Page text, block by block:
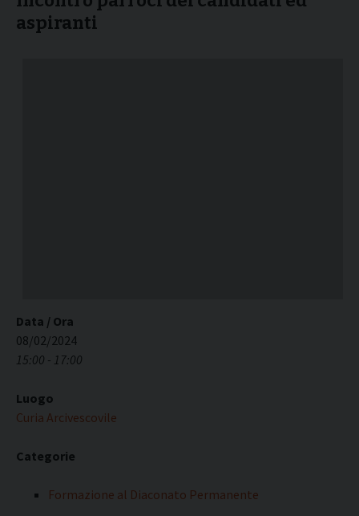
aspiranti
Data / Ora
08/02/2024
15:00 - 17:00
Luogo
Curia Arcivescovile
Categorie
Formazione al Diaconato Permanente